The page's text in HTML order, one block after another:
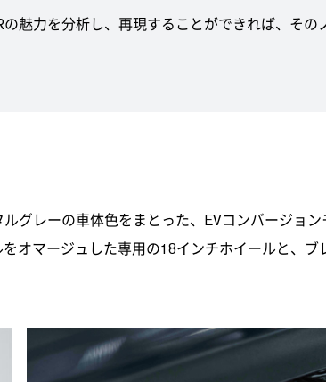
魅力を分析し、再現することができれば、その
グレーの車体色をまとった、EVコンバージョ
オマージュした専用の18インチホイールと、